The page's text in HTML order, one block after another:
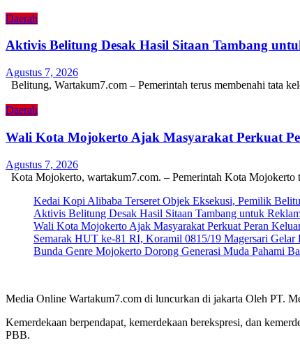
Daerah
Aktivis Belitung Desak Hasil Sitaan Tambang
Agustus 7, 2026
Belitung, Wartakum7.com – Pemerintah terus membenahi tata
Daerah
Wali Kota Mojokerto Ajak Masyarakat Perkuat
Agustus 7, 2026
Kota Mojokerto, wartakum7.com. – Pemerintah Kota Mojokerto
Kedai Kopi Alibaba Terseret Objek Eksekusi, Pemilik
Aktivis Belitung Desak Hasil Sitaan Tambang untuk
Wali Kota Mojokerto Ajak Masyarakat Perkuat Peran
Semarak HUT ke-81 RI, Koramil 0815/19 Magersari Gelar
Bunda Genre Mojokerto Dorong Generasi Muda Pahami
Media Online Wartakum7.com di luncurkan di jakarta Oleh PT.
Kemerdekaan berpendapat, kemerdekaan berekspresi, dan
PBB.